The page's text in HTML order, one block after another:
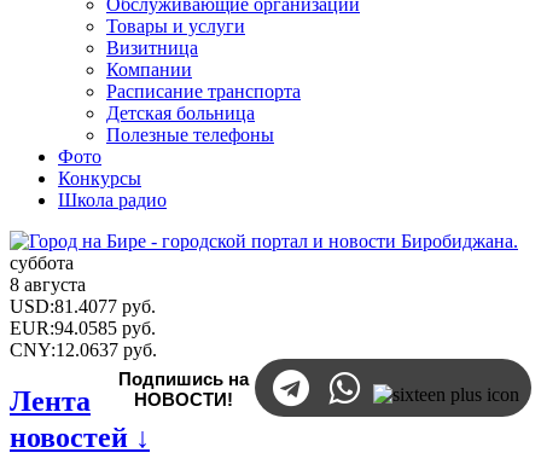
Обслуживающие организации
Товары и услуги
Визитница
Компании
Расписание транспорта
Детская больница
Полезные телефоны
Фото
Конкурсы
Школа радио
суббота
8 августа
USD:81.4077 руб.
EUR:94.0585 руб.
CNY:12.0637 руб.
Подпишись на
НОВОСТИ!
Лента
новостей ↓